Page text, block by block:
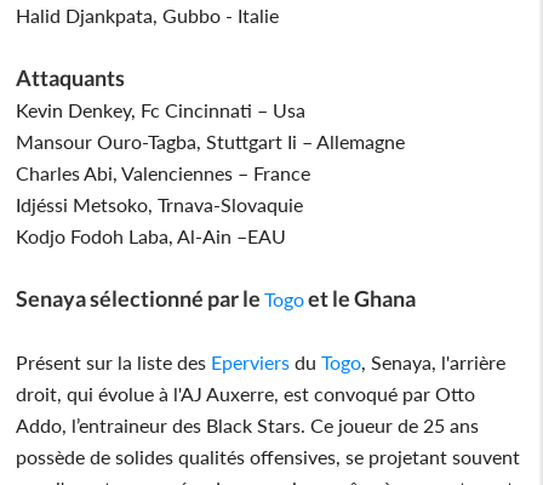
Halid Djankpata, Gubbo - Italie
Attaquants
Kevin Denkey, Fc Cincinnati – Usa
Mansour Ouro-Tagba, Stuttgart Ii – Allemagne
Charles Abi, Valenciennes – France
Idjéssi Metsoko, Trnava-Slovaquie
Kodjo Fodoh Laba, Al-Ain –EAU
Senaya sélectionné par leTogoet le Ghana
Présent sur la liste des Eperviers duTogo, Senaya, l'arrière
droit, qui évolue à l'AJ Auxerre, est convoqué par Otto
Addo, l’entraineur des Black Stars. Ce joueur de 25 ans
possède de solides qualités offensives, se projetant souvent